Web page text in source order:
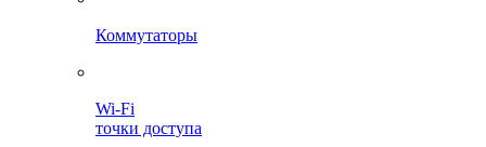
Коммутаторы
Wi-Fi
точки доступа